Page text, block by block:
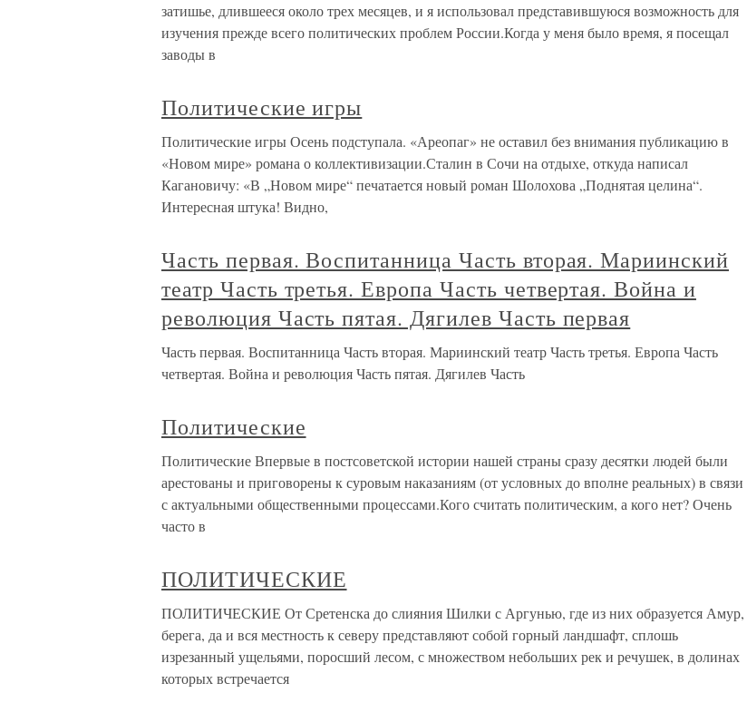
затишье, длившееся около трех месяцев, и я использовал представившуюся возможность для
изучения прежде всего политических проблем России.Когда у меня было время, я посещал
заводы в
Политические игры
Политические игры Осень подступала. «Ареопаг» не оставил без внимания публикацию в
«Новом мире» романа о коллективизации.Сталин в Сочи на отдыхе, откуда написал
Кагановичу: «В „Новом мире“ печатается новый роман Шолохова „Поднятая целина“.
Интересная штука! Видно,
Часть первая. Воспитанница Часть вторая. Мариинский
театр Часть третья. Европа Часть четвертая. Война и
революция Часть пятая. Дягилев Часть первая
Часть первая. Воспитанница Часть вторая. Мариинский театр Часть третья. Европа Часть
четвертая. Война и революция Часть пятая. Дягилев Часть
Политические
Политические Впервые в постсоветской истории нашей страны сразу десятки людей были
арестованы и приговорены к суровым наказаниям (от условных до вполне реальных) в связи
с актуальными общественными процессами.Кого считать политическим, а кого нет? Очень
часто в
ПОЛИТИЧЕСКИЕ
ПОЛИТИЧЕСКИЕ От Сретенска до слияния Шилки с Аргунью, где из них образуется Амур,
берега, да и вся местность к северу представляют собой горный ландшафт, сплошь
изрезанный ущельями, поросший лесом, с множеством небольших рек и речушек, в долинах
которых встречается